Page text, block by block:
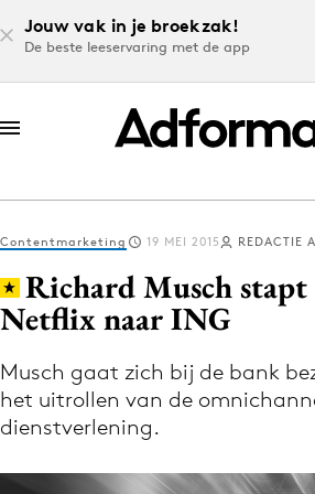
Jouw vak in je broekzak!
De beste leeservaring met de app
Log in
Volg het laatste nieuws via
Nieuws app
Contentmarketing 19 MEI 2015 REDACTIE
Richard Musch stapt
Netflix naar ING
Musch gaat zich bij de bank
het uitrollen van de
dienstverlening.